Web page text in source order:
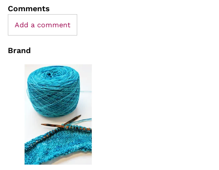
Comments
Add a comment
Brand